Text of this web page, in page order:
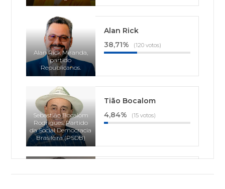
Alan Rick Miranda,
partido
Republicanos.
Alan Rick
38,71%
(120 votos)
Sebastião Bocalom
Rodrigues, Partido
da Social Democracia
Brasileira (PSDB)
Tião Bocalom
4,84%
(15 votos)